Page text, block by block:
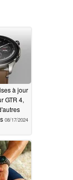
à jour
GTR 4,
08/17/2024